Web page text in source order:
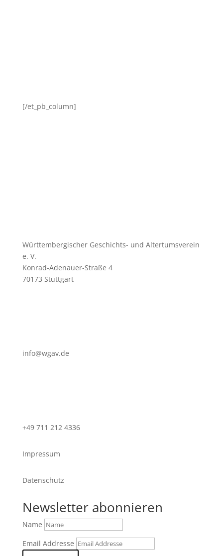
[/et_pb_column]
Württembergischer Geschichts- und Altertumsverein
e. V.
Konrad-Adenauer-Straße 4
70173 Stuttgart
info@wgav.de
+49 711 212 4336
Impressum
Datenschutz
Newsletter abonnieren
Name
Email Addresse